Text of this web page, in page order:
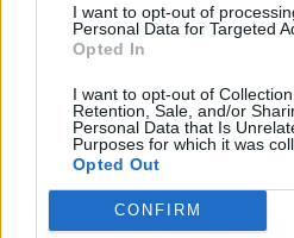
I want to opt-out of
Personal Data for Targeted
Opted In
I want to opt-out of
Retention, Sale, and/or
Personal Data that Is
Purposes for which it was
Opted Out
CONFIRM
Χρύσα Ντοροβίτσα (